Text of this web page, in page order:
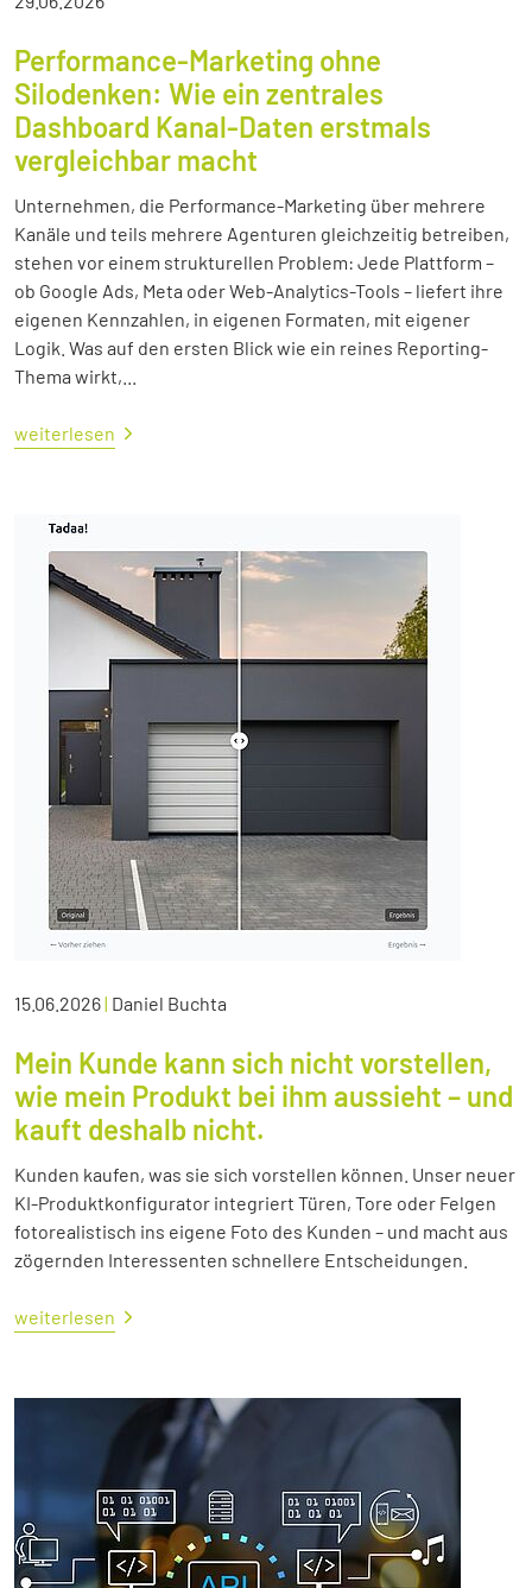
Performance-Marketing ohne
Silodenken: Wie ein zentrales
Dashboard Kanal-Daten erstmals
vergleichbar macht
Unternehmen, die Performance-Marketing über mehrere
Kanäle und teils mehrere Agenturen gleichzeitig betreiben,
stehen vor einem strukturellen Problem: Jede Plattform –
ob Google Ads, Meta oder Web-Analytics-Tools – liefert ihre
eigenen Kennzahlen, in eigenen Formaten, mit eigener
Logik. Was auf den ersten Blick wie ein reines Reporting-
Thema wirkt,...
weiterlesen
15.06.2026| Daniel Buchta
Mein Kunde kann sich nicht vorstellen,
wie mein Produkt bei ihm aussieht – und
kauft deshalb nicht.
Kunden kaufen, was sie sich vorstellen können. Unser neuer
KI-Produktkonfigurator integriert Türen, Tore oder Felgen
fotorealistisch ins eigene Foto des Kunden – und macht aus
zögernden Interessenten schnellere Entscheidungen.
weiterlesen